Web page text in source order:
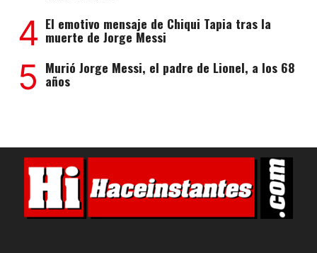
4 El emotivo mensaje de Chiqui Tapia tras la
muerte de Jorge Messi
5 Murió Jorge Messi, el padre de Lionel, a los 68
años